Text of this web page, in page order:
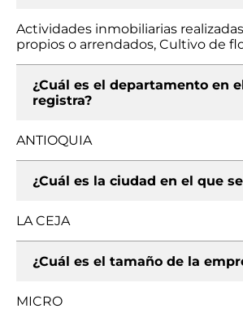
Actividades inmobiliarias
propios o arrendados, Cultivo de
¿Cuál es el departamento en
registra?
ANTIOQUIA
¿Cuál es la ciudad en el que
LA CEJA
¿Cuál es el tamaño de la
MICRO